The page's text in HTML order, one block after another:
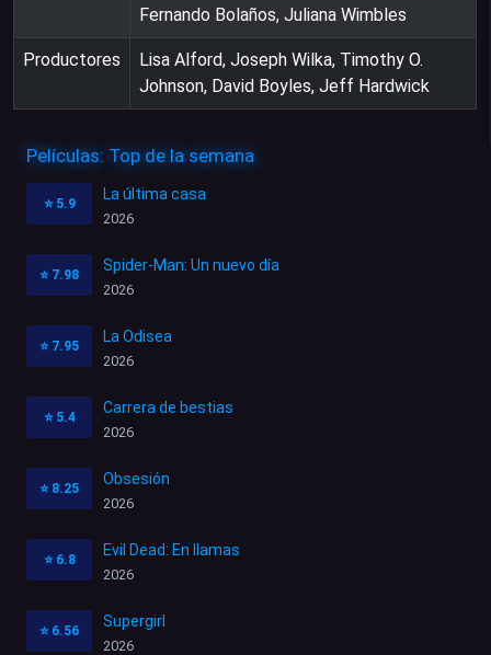
Fernando Bolaños, Juliana Wimbles
Productores
Lisa Alford, Joseph Wilka, Timothy O.
Johnson, David Boyles, Jeff Hardwick
Películas: Top de la semana
⭐ 5.9
La última casa
2026
⭐ 7.98
Spider-Man: Un nuevo día
2026
⭐ 7.95
La Odisea
2026
⭐ 5.4
Carrera de bestias
2026
⭐ 8.25
Obsesión
2026
⭐ 6.8
Evil Dead: En llamas
2026
⭐ 6.56
Supergirl
2026